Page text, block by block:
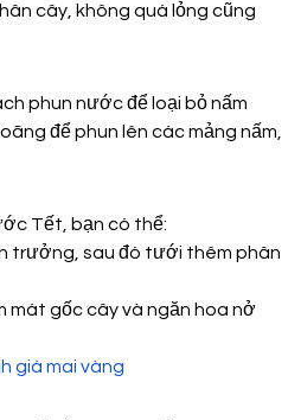
cây, không quá lỏng cũng
phun nước để loại bỏ nấm
để phun lên các mảng nấm,
Tết, bạn có thể:
trưởng, sau đó tưới thêm phân
mát gốc cây và ngăn hoa nở
giá mai vàng